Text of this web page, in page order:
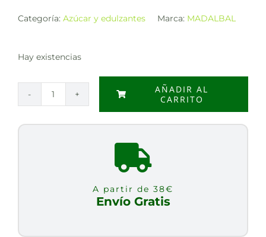
Categoría: Azúcar y edulzantes Marca: MADALBAL
Hay existencias
SIROPE
AÑADIR AL
CARRITO
A partir de 38€
Envío Gratis